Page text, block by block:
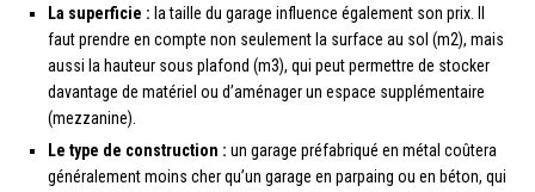
La superficie : la taille du garage influence également son prix. Il
faut prendre en compte non seulement la surface au sol (m2), mais
aussi la hauteur sous plafond (m3), qui peut permettre de stocker
davantage de matériel ou d’aménager un espace supplémentaire
(mezzanine).
Le type de construction : un garage préfabriqué en métal coûtera
généralement moins cher qu’un garage en parpaing ou en béton, qui